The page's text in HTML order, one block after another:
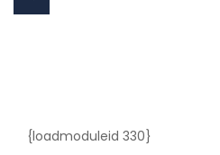
{loadmoduleid 330}